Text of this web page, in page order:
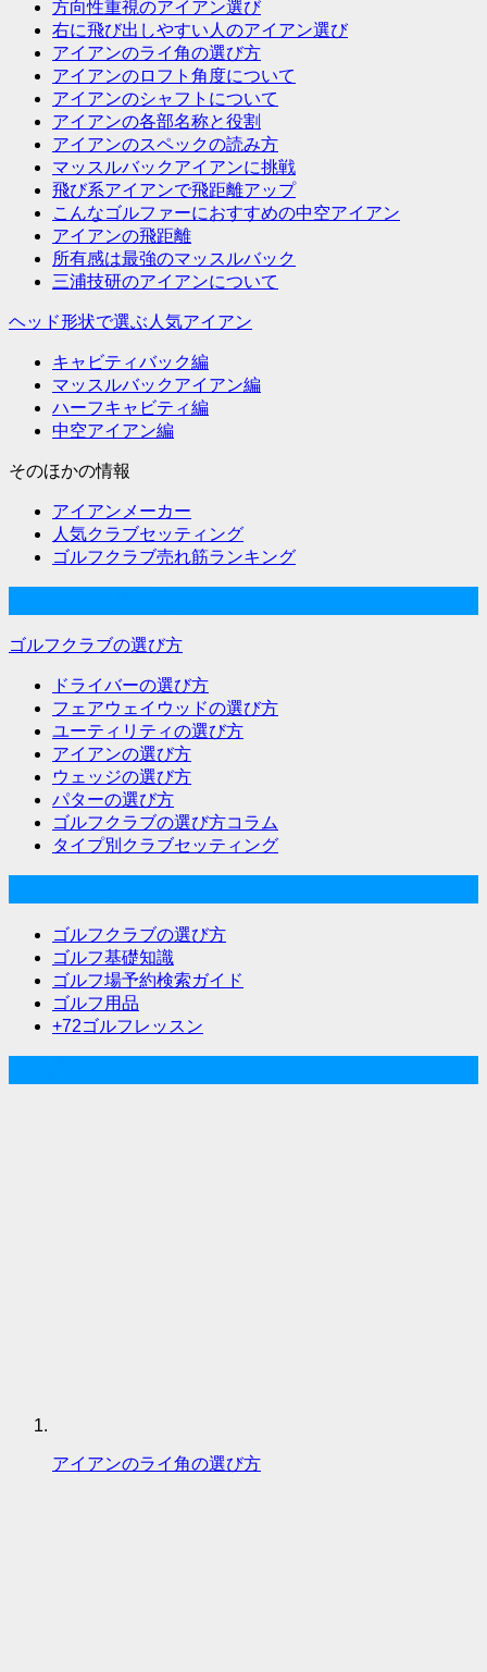
方向性重視のアイアン選び
右に飛び出しやすい人のアイアン選び
アイアンのライ角の選び方
アイアンのロフト角度について
アイアンのシャフトについて
アイアンの各部名称と役割
アイアンのスペックの読み方
マッスルバックアイアンに挑戦
飛び系アイアンで飛距離アップ
こんなゴルファーにおすすめの中空アイアン
アイアンの飛距離
所有感は最強のマッスルバック
三浦技研のアイアンについて
ヘッド形状で選ぶ人気アイアン
キャビティバック編
マッスルバックアイアン編
ハーフキャビティ編
中空アイアン編
そのほかの情報
アイアンメーカー
人気クラブセッティング
ゴルフクラブ売れ筋ランキング
ゴルフクラブの選び方
ドライバーの選び方
フェアウェイウッドの選び方
ユーティリティの選び方
アイアンの選び方
ウェッジの選び方
パターの選び方
ゴルフクラブの選び方コラム
タイプ別クラブセッティング
ゴルフクラブの選び方
ゴルフ基礎知識
ゴルフ場予約検索ガイド
ゴルフ用品
+72ゴルフレッスン
アイアンのライ角の選び方